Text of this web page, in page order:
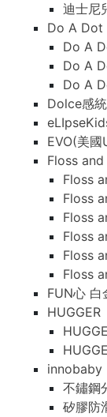
迪士尼
Do A Dot
Do A
Do A
Do A
Dolce感
EVO(美國
Floss
Floss
Floss
Floss
Floss
Floss
Floss
FUN心 白
HUGGER
innobaby
不鏽鋼
矽膠防